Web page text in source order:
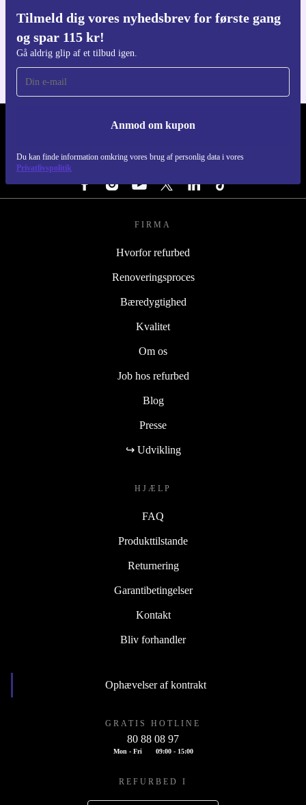
Tilmeld dig vores nyhedsbrev for første gang
og spar 115 kr!
Gå aldrig glip af et tilbud igen.
Anmod om kupon
Du kan finde information omkring vores brug af personlig data i vores
Privatlivspolitik
Download refurbed appen
REFURBED DANMARK - RETHINK NEW.
FØLG OS
FIRMA
Hvorfor refurbed
Renoveringsproces
Bæredygtighed
Kvalitet
Om os
Job hos refurbed
Blog
Presse
↪ Udvikling
HJÆLP
FAQ
Produkttilstande
Returnering
Garantibetingelser
Kontakt
Bliv forhandler
Ophævelser af kontrakt
GRATIS HOTLINE
80 88 08 97
Mon - Fri 09:00 - 15:00
REFURBED I